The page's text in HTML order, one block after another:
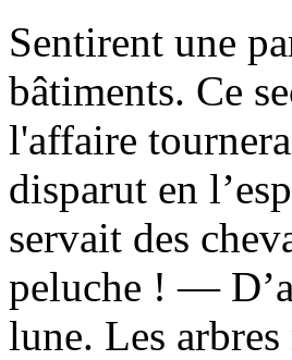
Sentirent une
bâtiments. Ce
l'affaire
disparut en
servait des
peluche ! —
lune. Les